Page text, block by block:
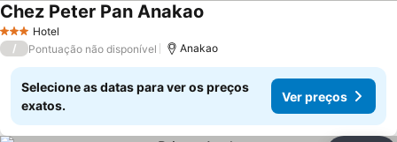
3 EstrelasHotel
Chez Peter Pan Anakao
/ Pontuação não disponível Anakao
Selecione as datas para ver os preços
exatos.
Ver preços